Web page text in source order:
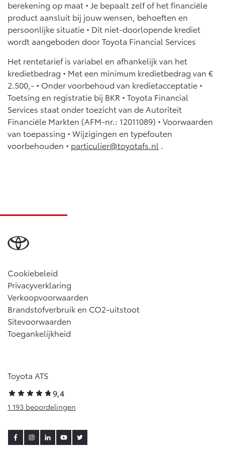
berekening op maat • Je bepaalt zelf of het financiële
product aansluit bij jouw wensen, behoeften en
persoonlijke situatie • Dit niet-doorlopende krediet
wordt aangeboden door Toyota Financial Services
Het rentetarief is variabel en afhankelijk van het
kredietbedrag • Met een minimum kredietbedrag van €
2.500,- • Onder voorbehoud van kredietacceptatie •
Toetsing en registratie bij BKR • Toyota Financial
Services staat onder toezicht van de Autoriteit
Financiële Markten (AFM-nr.: 12011089) • Voorwaarden
van toepassing • Wijzigingen en typefouten
voorbehouden • particulier@toyotafs.nl .
Cookiebeleid
Privacyverklaring
Verkoopvoorwaarden
Brandstofverbruik en CO2-uitstoot
Sitevoorwaarden
Toegankelijkheid
Toyota ATS
9,4
1.193 beoordelingen